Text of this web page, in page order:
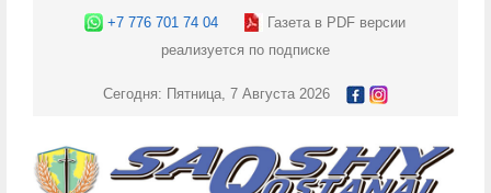
+7 776 701 74 04
Газета в PDF версии
реализуется по подписке
Сегодня: Пятница, 7 Августа 2026